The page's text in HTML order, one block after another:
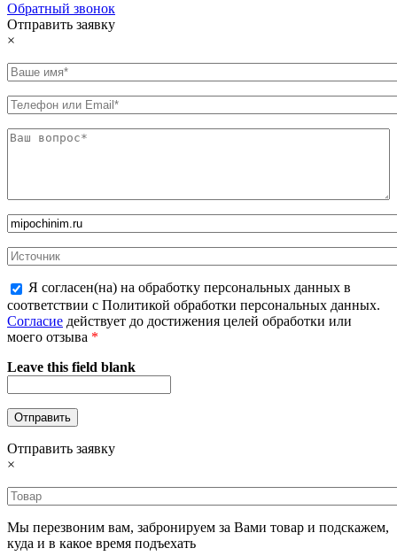
Обратный звонок
Отправить заявку
×
Я согласен(на) на обработку персональных данных в
соответствии с Политикой обработки персональных данных.
Согласие действует до достижения целей обработки или
моего отзыва *
Leave this field blank
Отправить заявку
×
Мы перезвоним вам, забронируем за Вами товар и подскажем,
куда и в какое время подъехать